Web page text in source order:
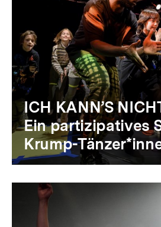
ICH KANN’S
Ein partizipatives
Krump-